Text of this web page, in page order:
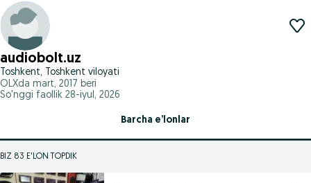
audiobolt.uz
Toshkent, Toshkent viloyati
OLXda mart, 2017 beri
So'nggi faollik 28-iyul, 2026
Barcha e’lonlar
BIZ 83 E'LON TOPDIK